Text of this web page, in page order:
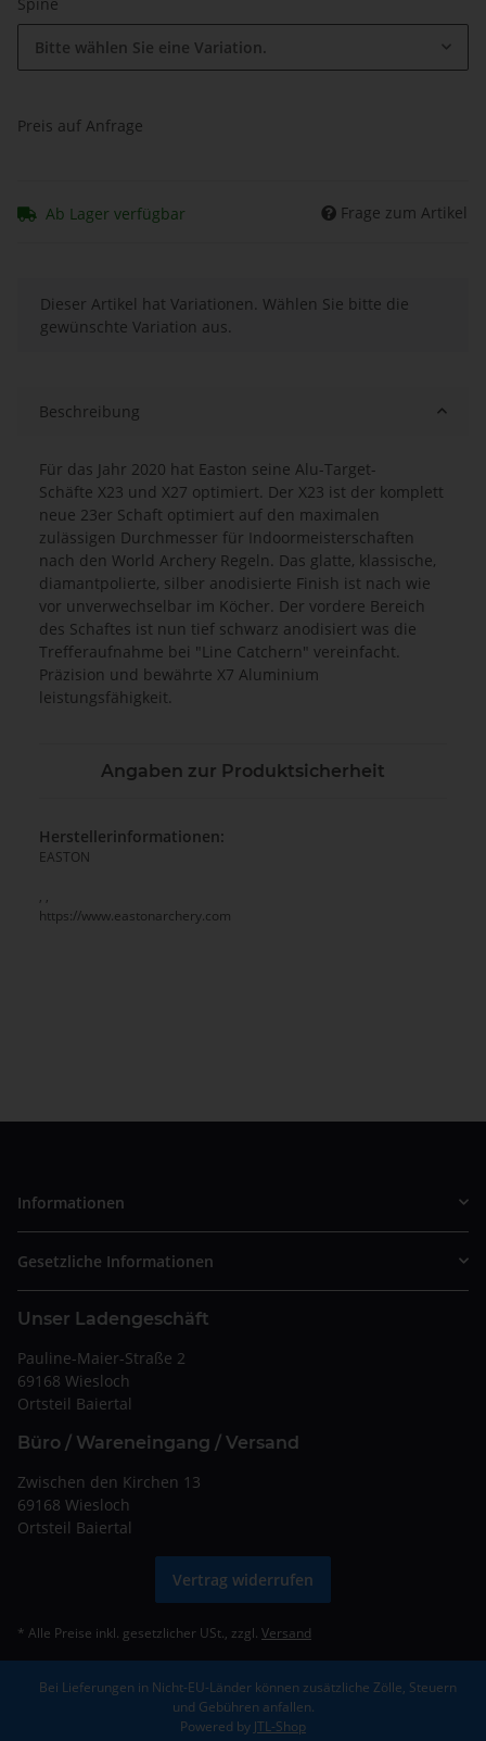
Bitte wählen Sie eine Variation.
Preis auf Anfrage
Ab Lager verfügbar Frage zum Artikel
xDieser Artikel hat Variationen. Wählen Sie bitte die
gewünschte Variation aus.
Beschreibung
Für das Jahr 2020 hat Easton seine Alu-Target-
Schäfte X23 und X27 optimiert. Der X23 ist der komplett
neue 23er Schaft optimiert auf den maximalen
zulässigen Durchmesser für Indoormeisterschaften
nach den World Archery Regeln. Das glatte, klassische,
diamantpolierte, silber anodisierte Finish ist nach wie
vor unverwechselbar im Köcher. Der vordere Bereich
des Schaftes ist nun tief schwarz anodisiert was die
Trefferaufnahme bei "Line Catchern" vereinfacht.
Präzision und bewährte X7 Aluminium
leistungsfähigkeit.
Angaben zur Produktsicherheit
Herstellerinformationen:
EASTON
, ,
https://www.eastonarchery.com
Informationen
Gesetzliche Informationen
Unser Ladengeschäft
Pauline-Maier-Straße 2
69168 Wiesloch
Ortsteil Baiertal
Büro / Wareneingang / Versand
Zwischen den Kirchen 13
69168 Wiesloch
Ortsteil Baiertal
Vertrag widerrufen
* Alle Preise inkl. gesetzlicher USt., zzgl. Versand
Bei Lieferungen in Nicht-EU-Länder können zusätzliche Zölle, Steuern
und Gebühren anfallen.
Powered by JTL-Shop